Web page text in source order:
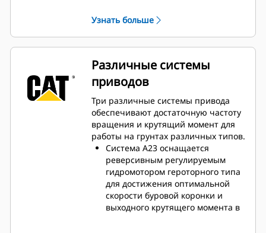
Узнать больше
Различные системы
приводов
Три различные системы привода
обеспечивают достаточную частоту
вращения и крутящий момент для
работы на грунтах различных типов.
Система A23 оснащается
реверсивным регулируемым
гидромотором героторного типа
для достижения оптимальной
скорости буровой коронки и
выходного крутящего момента в